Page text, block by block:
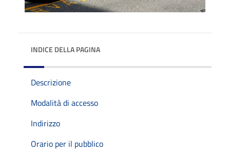
INDICE DELLA PAGINA
Descrizione
Modalità di accesso
Indirizzo
Orario per il pubblico